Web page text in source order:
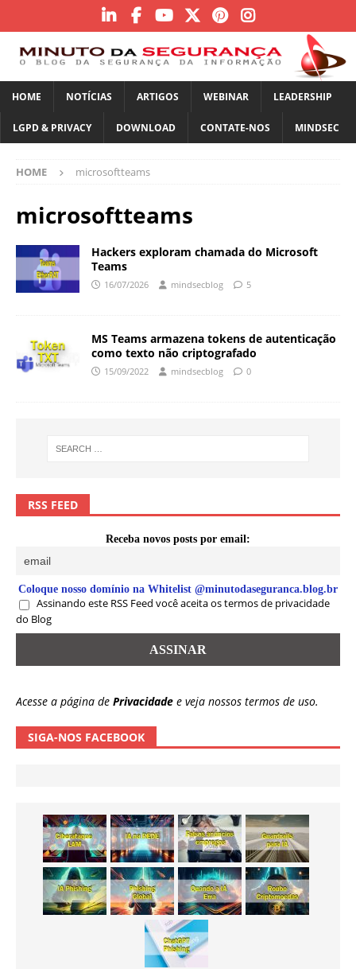
HOME NOTÍCIAS ARTIGOS WEBINAR LEADERSHIP
LGPD & PRIVACY DOWNLOAD CONTATE-NOS MINDSEC
HOME microsoftteams
microsoftteams
Hackers exploram chamada do Microsoft
Teams
16/07/2026 mindsecblog 5
MS Teams armazena tokens de autenticação
como texto não criptografado
15/09/2022 mindsecblog 0
RSS FEED
Receba novos posts por email:
Coloque nosso domínio na Whitelist @minutodaseguranca.blog.br
Assinando este RSS Feed você aceita os termos de privacidade
do Blog
Acesse a página de Privacidade e veja nossos termos de uso.
SIGA-NOS FACEBOOK